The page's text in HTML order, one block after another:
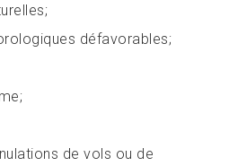
défavorables;
de vols ou de